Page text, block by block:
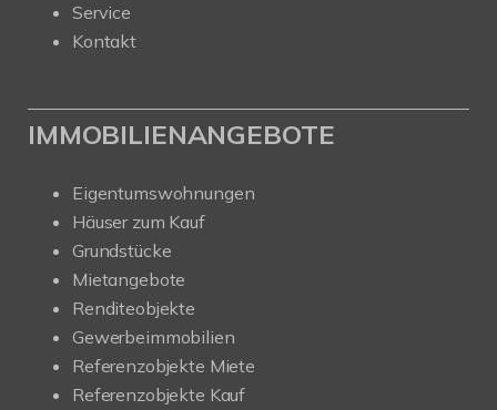
Service
Kontakt
IMMOBILIENANGEBOTE
Eigentumswohnungen
Häuser zum Kauf
Grundstücke
Mietangebote
Renditeobjekte
Gewerbeimmobilien
Referenzobjekte Miete
Referenzobjekte Kauf